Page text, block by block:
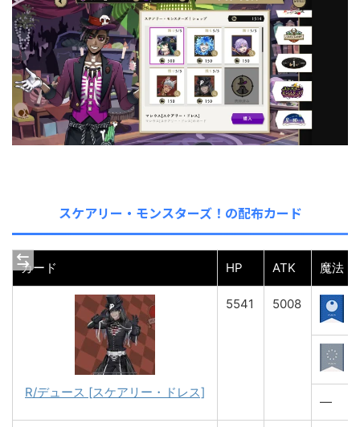
スケアリー・モンスターズ！の配布カード
カード HP ATK 魔法
R/デュース [スケアリー・ドレス]
5541 5008
―